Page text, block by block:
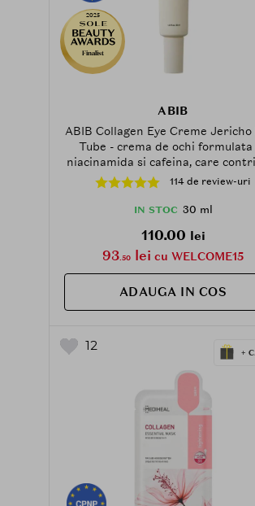
2025
Finalist
ABIB
ABIB Collagen Eye Creme Jericho
Tube - crema de ochi formulata
niacinamida si cafeina, care
la hidratarea zonei ochilor si la
mentinerea confortului cutanat -
114 de review-uri
IN STOC 30 ml
110.00 lei
93.50 lei cu WELCOME15
ADAUGA IN COS
12